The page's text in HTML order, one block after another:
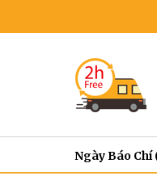
Ngày Báo Chí